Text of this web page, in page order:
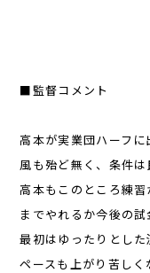
■監督コメント
高本が実業団ハーフに
風も殆ど無く、条件は
高本もこのところ練
までやれるか今後の試
最初はゆったりとし
ペースも上がり苦し